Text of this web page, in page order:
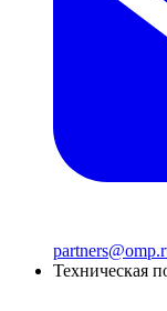
Техническая